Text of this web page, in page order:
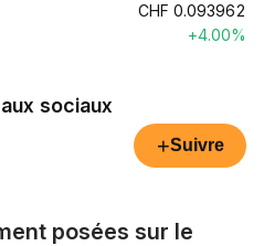
CHF 0.093962
+4.00%
sociaux
+Suivre
posées sur le